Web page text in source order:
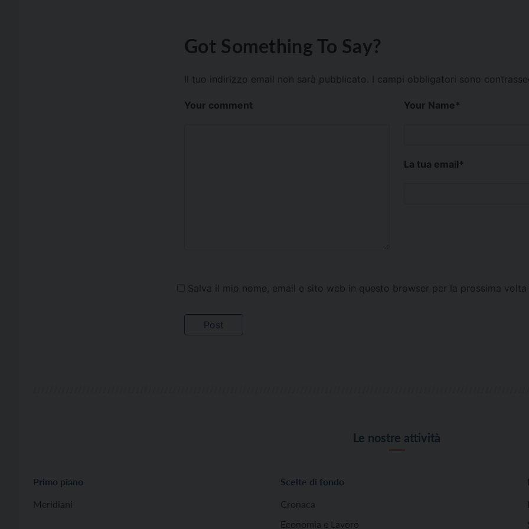
Got Something To Say?
Il tuo indirizzo email non sarà pubblicato. I campi obbligatori sono
Your comment Your Name*
La tua email*
Salva il mio nome, email e sito web in questo browser per la prossima
Le nostre attività
Primo piano
Meridiani
Scelte di fondo
Cronaca
Economia e Lavoro